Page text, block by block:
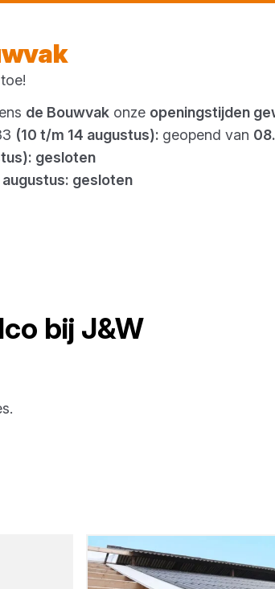
bij J&W
de Bouwvak onze openingstijden
(10 t/m 14 augustus): geopend van
gesloten
augustus: gesloten